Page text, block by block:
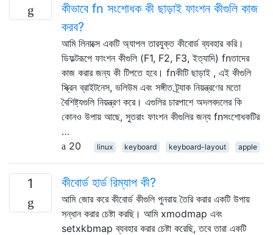
কীভাবে fn সংশোধক কী ছাড়াই ফাংশন কীগুলি কাজ
করব?
আমি লিনাক্সে একটি অ্যাপল তারযুক্ত কীবোর্ড ব্যবহার করি।
ডিফল্টরূপে ফাংশন কীগুলি (F1, F2, F3, ইত্যাদি) fnতাদের
কাজ করার জন্য কী টিপতে হবে। fnকীটি ছাড়াই , এই কীগুলি
স্ক্রিন ব্রাইটনেস, ভলিউম এবং সঙ্গীত ট্র্যাক নিয়ন্ত্রণের মতো
বৈশিষ্ট্যগুলি নিয়ন্ত্রণ করে। এগুলির চারপাশে অদলবদলের কি
কোনও উপায় আছে, সুতরাং ফাংশন কীগুলির জন্য fnসংশোধকটির
…
20
linux keyboard keyboard-layout apple
1 কীবোর্ড হার্ড রিম্যাপ কী?
আমি জোর করে কীবোর্ড কীগুলি পুনরায় তৈরি করার একটি উপায়
সন্ধান করার চেষ্টা করছি। আমি xmodmap এবং
setxkbmap ব্যবহার করার চেষ্টা করেছি, তবে তারা একটি